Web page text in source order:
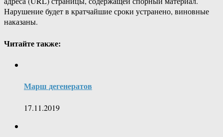
Нарушение будет в кратчайшие сроки устранено, виновные
наказаны.
Читайте также:
Марш дегенератов
17.11.2019